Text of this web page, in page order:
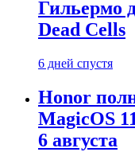
Гильермо
Dead Cells
6 дней спустя
Honor
MagicOS
6 августа